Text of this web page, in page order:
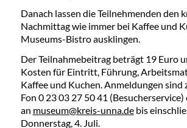
Danach lassen die Teilnehmenden den
Nachmittag wie immer bei Kaffee und
Museums-Bistro ausklingen.
Der Teilnahmebeitrag beträgt 19 Euro
Kosten für Eintritt, Führung,
Kaffee und Kuchen. Anmeldungen sind
Fon 0 23 03 27 50 41
an museum@kreis-unna.debis
Donnerstag, 4. Juli.